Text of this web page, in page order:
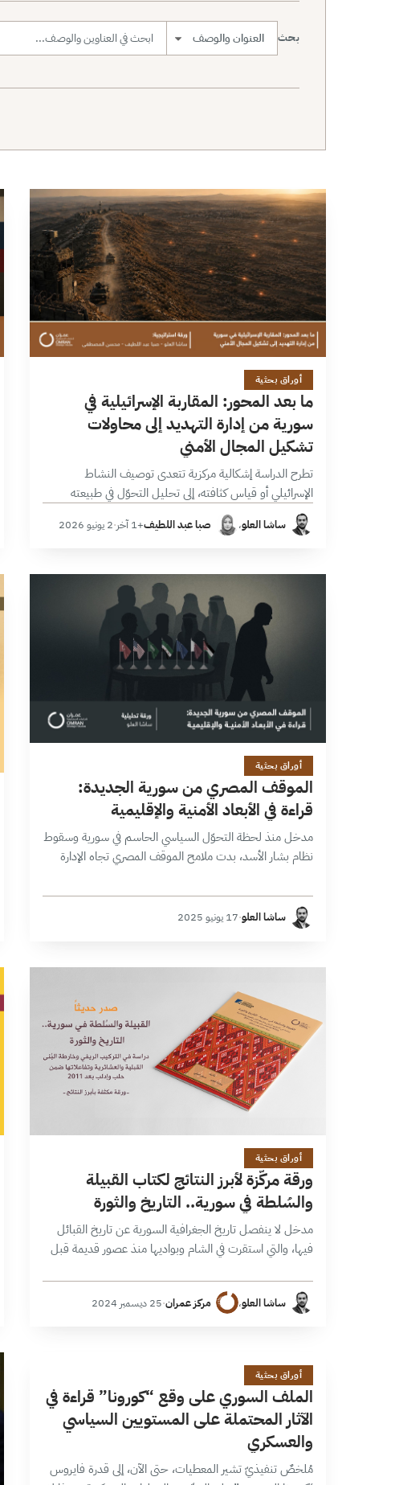
بحث نطاق البحث
51 دقائق
أوراق بحثية
ما بعد المحور: المقاربة الإسرائيلية في
سورية من إدارة التهديد إلى محاولات
تشكيل المجال الأمني
تطرح الدراسة إشكالية مركزية تتعدى توصيف النشاط
الإسرائيلي أو قياس كثافته، إلى تحليل التحوّل في طبيعته
ووظيفته ودلالاته الاستراتيجية. وتعتمد في هذا السياق؛
منهجية تجمع بين الرصد الكمي والتحليل النوعي،…
ساشا العلو، صبا عبد اللطيف+1 آخر ·2 يونيو 2026
14 دقائق
أوراق بحثية
الموقف المصري من سورية الجديدة:
قراءة في الأبعاد الأمنية والإقليمية
مدخل منذ لحظة التحوّل السياسي الحاسم في سورية وسقوط
نظام بشار الأسد، بدت ملامح الموقف المصري تجاه الإدارة
والتردد، دون أن تبلغ…
ساشا العلو·17 يونيو 2025
11 دقائق
أوراق بحثية
ورقة مركّزة لأبرز النتائج لكتاب القبيلة
والسُلطة في سورية.. التاريخ والثورة
مدخل لا ينفصل تاريخ الجغرافية السورية عن تاريخ القبائل
فيها، والتي استقرت في الشام وبواديها منذ عصور قديمة قبل
سُلطات،…
ساشا العلو، مركز عمران·25 ديسمبر 2024
ا
19 دقائق
أوراق بحثية
الملف السوري على وقع “كورونا” قراءة في
الآثار المحتملة على المستويين السياسي
والعسكري
مُلخصٌ تنفيذيّ تشير المعطيات، حتى الآن، إلى قدرة فايروس